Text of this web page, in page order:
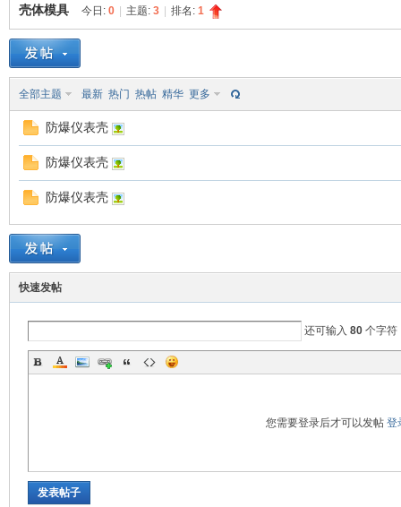
爆
»
壳体模具 今日: 0 主题: 3 排名: 1
全部主题 最新 热门 热帖 精华 更多
防爆仪表壳
防爆仪表壳
防爆仪表壳
快速发帖
还可输入 80 个字符
您需要登录后才可以发帖 登
发表帖子